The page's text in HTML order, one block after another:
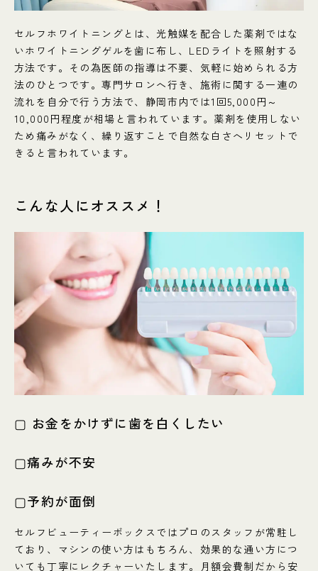
セルフホワイトニングとは、光触媒を配合した薬剤ではな
いホワイトニングゲルを歯に布し、LEDライトを照射する
方法です。その為医師の指導は不要、気軽に始められる方
法のひとつです。専門サロンへ行き、施術に関する一連の
流れを自分で行う方法で、静岡市内では1回5,000円～
10,000円程度が相場と言われています。薬剤を使用しない
ため痛みがなく、繰り返すことで自然な白さへリセットで
きると言われています。
こんな人にオススメ！
▢ お金をかけずに歯を白くしたい
▢痛みが不安
▢予約が面倒
セルフビューティーボックスではプロのスタッフが常駐し
ており、マシンの使い方はもちろん、効果的な通い方につ
いても丁寧にレクチャーいたします。月額会費制だから安